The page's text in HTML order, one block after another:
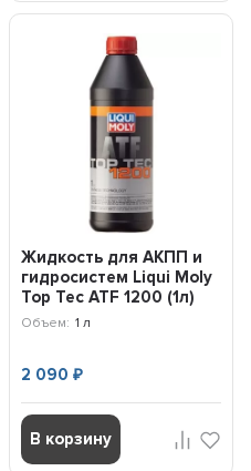
Жидкость для АКПП и
гидросистем Liqui Moly
Top Tec ATF 1200 (1л)
7502
Объем: 1 л
2 090 ₽
В корзину